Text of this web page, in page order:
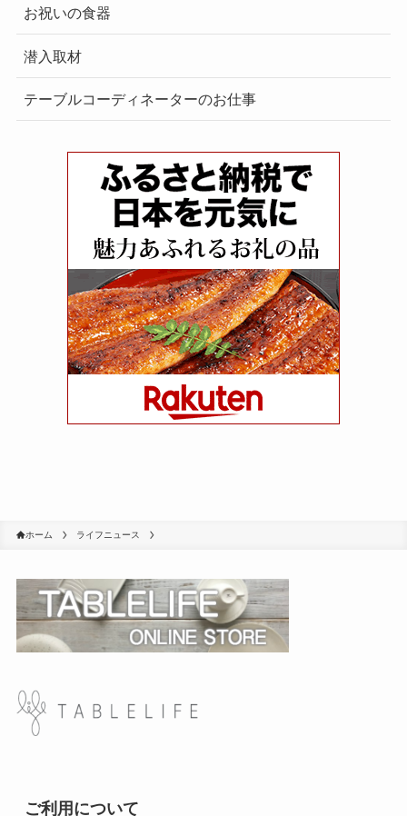
お祝いの食器
潜入取材
テーブルコーディネーターのお仕事
ホーム ライフニュース
ご利用について